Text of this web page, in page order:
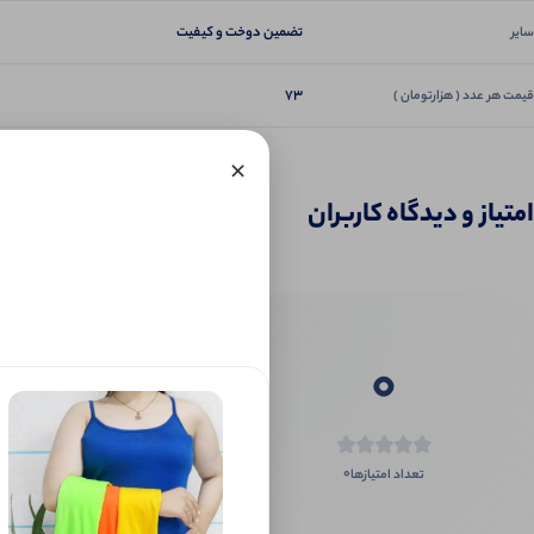
سایر تضمین دوخت و کیفیت
قیمت هر عدد ( هزارتومان ) 73
امتیاز و دیدگاه کاربران
0
تعداد امتیازها0
اگر این
×